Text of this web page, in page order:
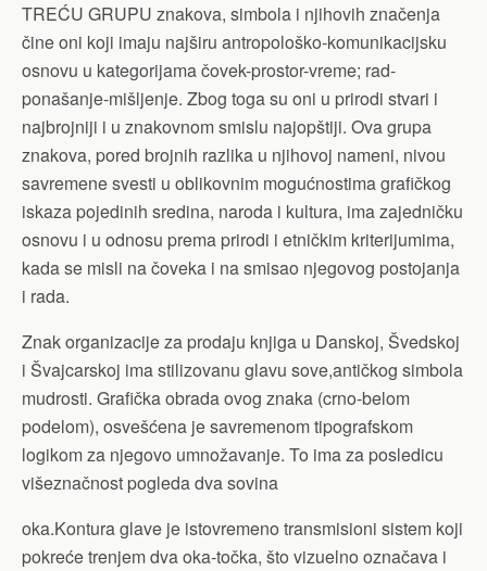
TREĆU GRUPU znakova, simbola i njihovih značenja
čine oni koji imaju najširu antropološko-komunikacijsku
osnovu u kategorijama čovek-prostor-vreme; rad-
ponašanje-mišljenje. Zbog toga su oni u prirodi stvari i
najbrojniji i u znakovnom smislu najopštiji. Ova grupa
znakova, pored brojnih razlika u njihovoj nameni, nivou
savremene svesti u oblikovnim mogućnostima grafičkog
iskaza pojedinih sredina, naroda i kultura, ima zajedničku
osnovu i u odnosu prema prirodi i etničkim kriterijumima,
kada se misli na čoveka i na smisao njegovog postojanja
i rada.
Znak organizacije za prodaju knjiga u Danskoj, Švedskoj
i Švajcarskoj ima stilizovanu glavu sove,antičkog simbola
mudrosti. Grafička obrada ovog znaka (crno-belom
podelom), osvešćena je savremenom tipografskom
logikom za njegovo umnožavanje. To ima za posledicu
višeznačnost pogleda dva sovina
oka.Kontura glave je istovremeno transmisioni sistem koji
pokreće trenjem dva oka-točka, što vizuelno označava i